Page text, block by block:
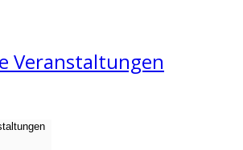
Veranstaltungen